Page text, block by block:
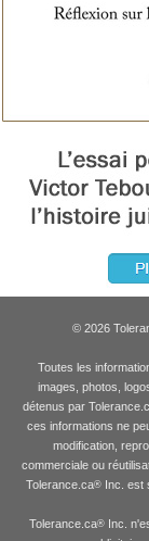
© 2026
Toutes les
images, photos,
détenus par
ces informations ne
modification,
commerciale ou
Tolerance.ca® Inc. est
Tolerance.ca® Inc.